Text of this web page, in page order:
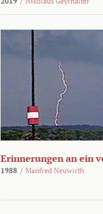
Erinnerungen an ein
1988 / Manfred Neuwirth